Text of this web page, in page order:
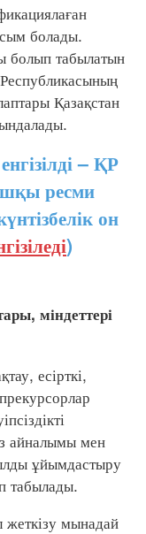
болады.
болып табылатын
Қазақстан
– ҚР
ресми
он
)
міндеттері
есірткі,
айналымы мен
ұйымдастыру
табылады.
мынадай